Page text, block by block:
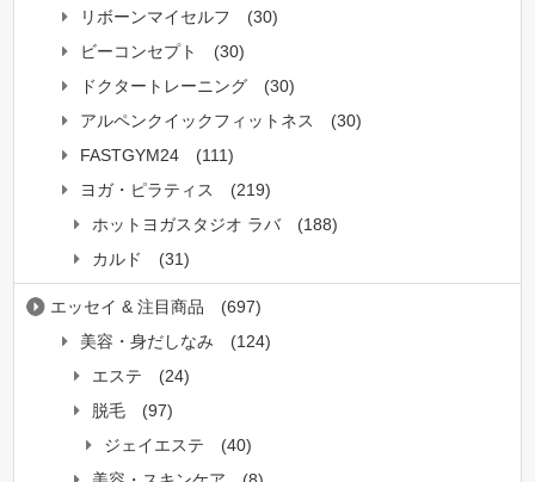
リボーンマイセルフ
(30)
ビーコンセプト
(30)
ドクタートレーニング
(30)
アルペンクイックフィットネス
(30)
FASTGYM24
(111)
ヨガ・ピラティス
(219)
ホットヨガスタジオ ラバ
(188)
カルド
(31)
エッセイ & 注目商品
(697)
美容・身だしなみ
(124)
エステ
(24)
脱毛
(97)
ジェイエステ
(40)